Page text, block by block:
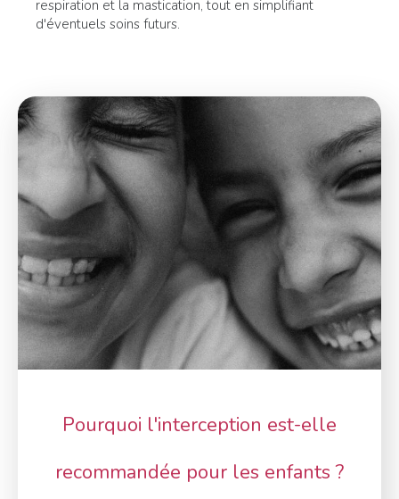
respiration et la mastication, tout en simplifiant
d'éventuels soins futurs.
Pourquoi l'interception est-elle
recommandée pour les enfants ?